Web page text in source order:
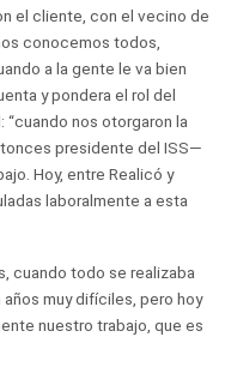
el cliente, con el vecino de
conocemos todos,
a la gente le va bien
y pondera el rol del
nos otorgaron la
presidente del ISS—
Hoy, entre Realicó y
laboralmente a esta
cuando todo se realizaba
años muy difíciles, pero hoy
nuestro trabajo, que es